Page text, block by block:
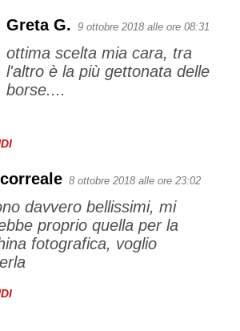
Greta G. 9 ottobre 2018 alle ore 08:31
ottima scelta mia cara, tra
l'altro è la più gettonata delle
borse....
8 ottobre 2018 alle ore 23:02
davvero bellissimi, mi
proprio quella per la
fotografica, voglio